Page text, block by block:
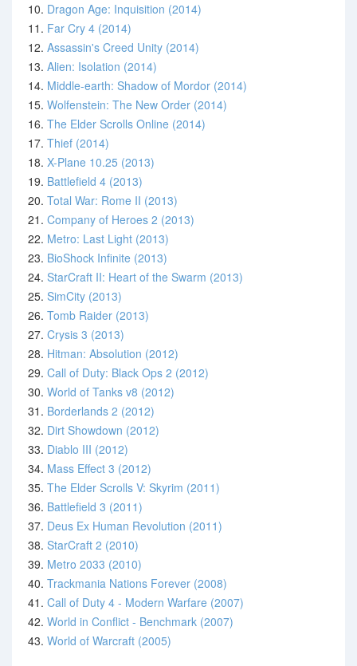
10. Dragon Age: Inquisition (2014)
11. Far Cry 4 (2014)
12. Assassin's Creed Unity (2014)
13. Alien: Isolation (2014)
14. Middle-earth: Shadow of Mordor (2014)
15. Wolfenstein: The New Order (2014)
16. The Elder Scrolls Online (2014)
17. Thief (2014)
18. X-Plane 10.25 (2013)
19. Battlefield 4 (2013)
20. Total War: Rome II (2013)
21. Company of Heroes 2 (2013)
22. Metro: Last Light (2013)
23. BioShock Infinite (2013)
24. StarCraft II: Heart of the Swarm (2013)
25. SimCity (2013)
26. Tomb Raider (2013)
27. Crysis 3 (2013)
28. Hitman: Absolution (2012)
29. Call of Duty: Black Ops 2 (2012)
30. World of Tanks v8 (2012)
31. Borderlands 2 (2012)
32. Dirt Showdown (2012)
33. Diablo III (2012)
34. Mass Effect 3 (2012)
35. The Elder Scrolls V: Skyrim (2011)
36. Battlefield 3 (2011)
37. Deus Ex Human Revolution (2011)
38. StarCraft 2 (2010)
39. Metro 2033 (2010)
40. Trackmania Nations Forever (2008)
41. Call of Duty 4 - Modern Warfare (2007)
42. World in Conflict - Benchmark (2007)
43. World of Warcraft (2005)